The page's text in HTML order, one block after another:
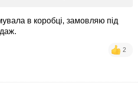
в коробці, замовляю під
2